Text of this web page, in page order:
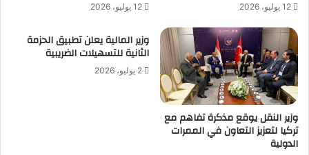
12 يوليو، 2026 12 يوليو، 2026
وزير النقل يوقع مذكرة تفاهم مع
تركيا لتعزيز التعاون في الممرات
الدولية
وزير المالية يعلن تطبيق الحزمة
الثانية للتسهيلات الضريبية
2 يوليو، 2026